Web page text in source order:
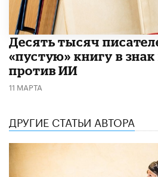
Десять тысяч
«пустую» книгу в
против ИИ
11 МАРТА
ДРУГИЕ СТАТЬИ АВТОРА